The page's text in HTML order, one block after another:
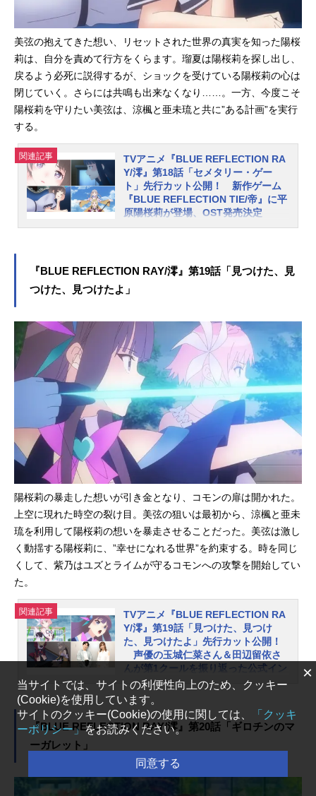
鳴した際に知った”美弦の過去”を陽桜
莉にも伝えます。それは”すべての始
まり”。美弦はいったいどんな“想
い”でいたのか…。そして、美弦の“想
い”を知った陽桜莉は…ぜひ、ご注目
ください。第17話「エンジェル・エ
ンジェル」あらすじ「すべての始ま
りを知れ」――仁菜と強制的に共鳴
る”誰か”の記憶。それは、かつて仁菜
が美弦と共鳴した時に知った”美弦の
過去”であり、”すべての始まり”だっ
た。幼い頃に母が出奔し、二人きり
で生きてきた平原姉妹。陽桜莉を守
ールの名シーンを平原陽桜莉（CV：
石見舞菜...
美弦の抱えてきた想い、リセットされた世界の真実を知った陽桜
莉は、自分を責めて行方をくらます。瑠夏は陽桜莉を探し出し、
戻るよう必死に説得するが、ショックを受けている陽桜莉の心は
閉じていく。さらには共鳴も出来なくなり……。一方、今度こそ
陽桜莉を守りたい美弦は、涼楓と亜未琉と共に”ある計画”を実行
する。
関連記事
TVアニメ『BLUE REFLECTION RA
Y/澪』第18話「セメタリー・ゲー
ト」先行カット公開！ 新作ゲーム
『BLUE REFLECTION TIE/帝』に平
原陽桜莉が登場、OST発売決定
コーエーテクモゲームスのガストブ
剣』を原点に、新たな少女たちの物
語を紡ぐ「BLUEREFLECTIONプロ
先陣を切って、TVアニメ『BLUERE
FLECTIONRAY/澪』が“アニメイズ
ム”枠ほかにて好評放送中です。この
たび、第18話「セメタリー・ゲー
ト」のあらすじ＆先行カットが公開
されました「美弦の過去」から美弦
の「想い」と「すべての始まり」を
知った陽桜莉。その真実に自らを責
め……。他にも作曲家・篠田大介さ
んが手がける、作品を彩る重厚で壮
大な背景音楽の数々がCD化決定！
新作ゲーム『BLUEREFLECTIONTIE/
帝』に平原陽桜莉が登場など、新情
報が到着しています。第18話「セメ
タリー・ゲート」あらすじ美弦の抱
えてきた想い、リセットされた世界
の真実を知った陽桜莉は、自分を責
るが、ショックを受けている陽桜莉
の心は閉じていく。さらには共鳴も
出来なくなり……。一方、今度こそ
陽桜莉を守りたい美弦は、涼楓と亜
未琉と共に”ある計画”を実行する。T
Vアニメ「BLUEREFLECTIONRAY/
澪」オリジナル・サウンドトラック
発売情報TVアニメ「BL...
『BLUE REFLECTION RAY/澪』第19話「見つけた、見
つけた、見つけたよ」
陽桜莉の暴走した想いが引き金となり、コモンの扉は開かれた。
上空に現れた時空の裂け目。美弦の狙いは最初から、涼楓と亜未
琉を利用して陽桜莉の想いを暴走させることだった。美弦は激し
く動揺する陽桜莉に、”幸せになれる世界”を約束する。時を同じ
くして、紫乃はユズとライムが守るコモンへの攻撃を開始してい
た。
関連記事
TVアニメ『BLUE REFLECTION RA
Y/澪』第19話「見つけた、見つけ
た、見つけたよ」先行カット公開！
声優の玉城仁菜さん＆田辺留依さ
んが第1クールを振り返った公式イン
タビューも到着
コーエーテクモゲームスのガストブ
ランドより2017年に発売された『BL
UEREFLECTION 幻に舞う少女の
語を紡ぐ「BLUEREFLECTIONプロ
ジェクト」。新作ゲーム2タイトルの
『BLUE REFLECTION RAY/澪』第20話「ギロチンのマ
ーガレット」
×
当サイトでは、サイトの利便性向上のため、クッキー
(Cookie)を使用しています。
サイトのクッキー(Cookie)の使用に関しては、
「クッキ
ーポリシー」をお読みください。
同意する